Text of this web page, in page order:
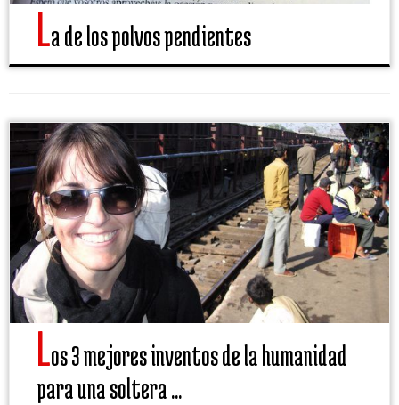
La de los polvos pendientes
Los 3 mejores inventos de la humanidad
para una soltera ...